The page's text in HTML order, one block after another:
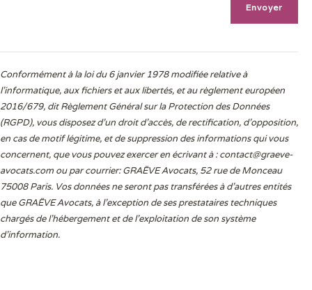
Conformément à la loi du 6 janvier 1978 modifiée relative à
l'informatique, aux fichiers et aux libertés, et au règlement européen
2016/679, dit Règlement Général sur la Protection des Données
(RGPD), vous disposez d’un droit d’accès, de rectification, d’opposition,
en cas de motif légitime, et de suppression des informations qui vous
concernent, que vous pouvez exercer en écrivant à :contact@graeve-
avocats.com ou par courrier: GRAËVE Avocats, 52 rue de Monceau
75008 Paris. Vos données ne seront pas transférées à d’autres entités
que GRAËVE Avocats, à l’exception de ses prestataires techniques
chargés de l’hébergement et de l’exploitation de son système
d’information.